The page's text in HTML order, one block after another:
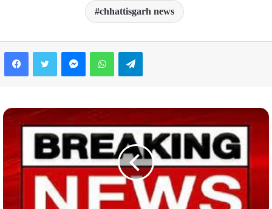
chhattisgarh news
FacebookTwitter MessengerWhatsAppTelegram